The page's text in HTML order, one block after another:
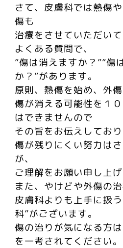
さて、皮膚科では熱傷
傷も
治療をさせていただいて
よくある質問で、
”傷は消えますか？””傷
か？”があります。
原則、熱傷を始め、外
傷が消える可能性を１
はできませんので
その旨をお伝えしており
傷が残りにくい努力は
が、
ご理解をお願い申し上げ
また、やけどや外傷の治
皮膚科よりも上手に扱
科”がございます。
傷の治りが気になる方
を一考されてください。